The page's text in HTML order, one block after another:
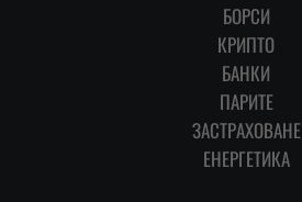
БОРСИ
КРИПТО
БАНКИ
ПАРИТЕ
ЗАСТРАХОВАНЕ
ЕНЕРГЕТИКА